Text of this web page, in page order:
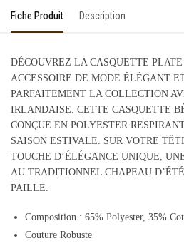
Fiche Produit Description
DÉCOUVREZ LA CASQUETTE
ACCESSOIRE DE MODE ÉLÉGANT
PARFAITEMENT LA COLLECTION
IRLANDAISE. CETTE CASQUETTE
CONÇUE EN POLYESTER
SAISON ESTIVALE. SUR VOTRE
TOUCHE D’ÉLÉGANCE UNIQUE,
AU TRADITIONNEL CHAPEAU
PAILLE.
Composition : 65% Polyester, 35%
Couture Robuste